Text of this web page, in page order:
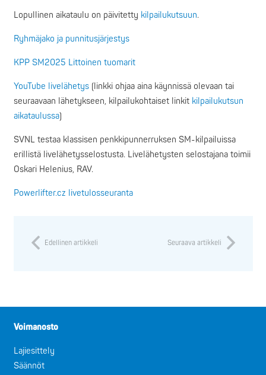
Lopullinen aikataulu on päivitetty kilpailukutsuun.
Ryhmäjako ja punnitusjärjestys
KPP SM2025 Littoinen tuomarit
YouTube livelähetys(linkki ohjaa aina käynnissä olevaan tai
seuraavaan lähetykseen, kilpailukohtaiset linkit kilpailukutsun
aikataulussa)
SVNL testaa klassisen penkkipunnerruksen SM-kilpailuissa
erillistä livelähetysselostusta. Livelähetysten selostajana toimii
Oskari Helenius, RAV.
Powerlifter.cz livetulosseuranta
Edellinen artikkeli Seuraava artikkeli
Voimanosto
Lajiesittely
Säännöt